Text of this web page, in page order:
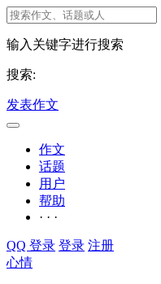
输入关键字进行搜索
搜索:
发表作文
作文
话题
用户
帮助
· · ·
QQ 登录 登录 注册
心情